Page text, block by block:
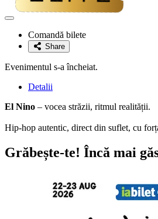
Adaugă
favoriteComandă bilete
Share
Evenimentul s-a încheiat.
Detalii
El Nino – vocea străzii, ritmul realității.
Hip-hop autentic, direct din suflet, cu
Grăbește-te! Încă mai